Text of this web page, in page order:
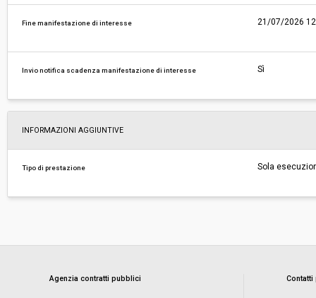
Fine manifestazione di interesse 21/07/2026
Invio notifica scadenza manifestazione di interesse Sì
INFORMAZIONI AGGIUNTIVE
Tipo di prestazione Sola
Agenzia contratti pubblici